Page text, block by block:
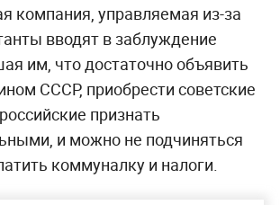
компания, управляемая из-за
вводят в заблуждение
им, что достаточно объявить
СССР, приобрести советские
признать
и можно не подчиняться
коммуналку и налоги.